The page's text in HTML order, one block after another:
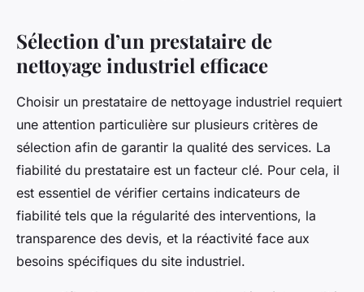
Sélection d’un prestataire de
nettoyage industriel efficace
Choisir un prestataire de nettoyage industriel requiert
une attention particulière sur plusieurs critères de
sélection afin de garantir la qualité des services. La
fiabilité du prestataire est un facteur clé. Pour cela, il
est essentiel de vérifier certains indicateurs de
fiabilité tels que la régularité des interventions, la
transparence des devis, et la réactivité face aux
besoins spécifiques du site industriel.